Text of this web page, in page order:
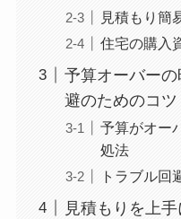
見積もり簡
住宅の購入
予算オーバー
避のためのコツ
予算がオー
処法
トラブル回
見積もりを上